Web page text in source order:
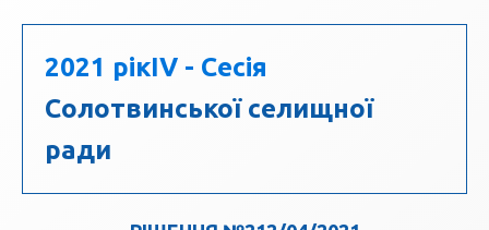
2021 рікIV - Сесія
Солотвинської селищної
ради